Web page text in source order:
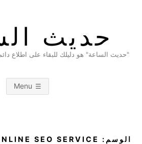
حديث
"حديث الساعة" هو دليلك للبقاء على اطلاع
Menu
الوسم: SEO SERVICE